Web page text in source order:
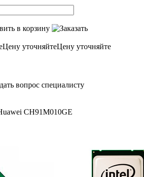
в корзину
Цену уточняйтеЦену уточняйте
CH91M010GE